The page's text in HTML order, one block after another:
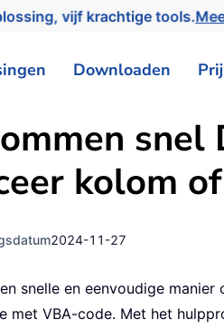
vijf krachtige tools.
Downloaden
kolom
2024-11-27
snelle en eenvoudige
met VBA-code. Met het